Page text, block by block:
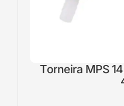
Torneira MPS